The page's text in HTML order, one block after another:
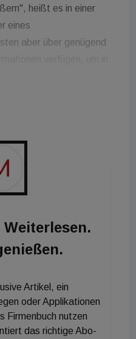
heißt es in einer
eines
aber über genügend
zu einem unrichtigen
der
Mit Beschluss vom
der
der Behauptung
oder eine
heißt es von der
Um
vorzubeugen, hat die
sowohl die Bieterin
Artikel, ein
oder Applikationen
Firmenbuch nutzen
das richtige Abo-